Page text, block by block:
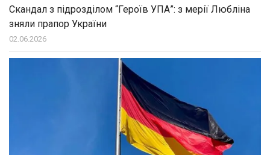
Скандал з підрозділом “Героїв УПА”: з мерії Любліна
зняли прапор України
02.06.2026